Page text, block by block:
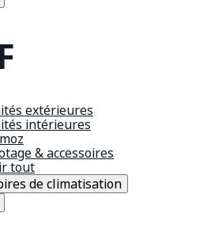
extérieures
intérieures
& accessoires
tout
de climatisation